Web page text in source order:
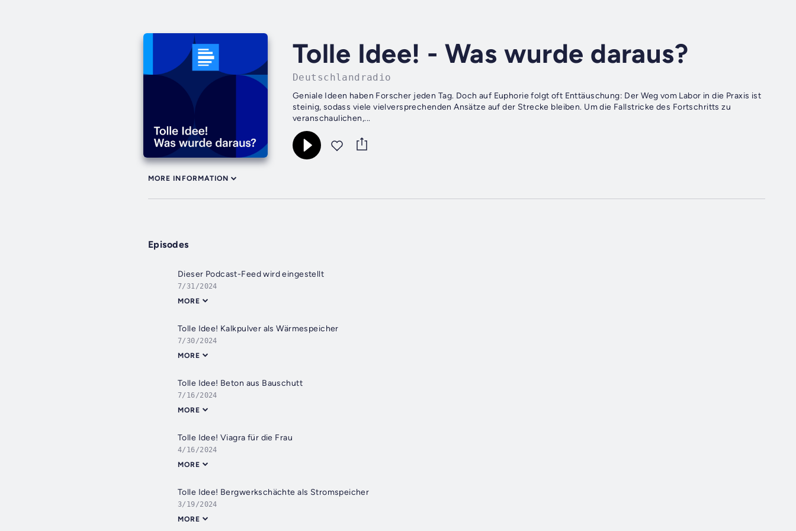
Tolle Idee! - Was wurde daraus?
Deutschlandradio
Geniale Ideen haben Forscher jeden Tag. Doch auf Euphorie folgt oft Enttäuschung: Der Weg vom Labor in die Praxis ist
steinig, sodass viele vielversprechenden Ansätze auf der Strecke bleiben. Um die Fallstricke des Fortschritts zu
veranschaulichen,...
MORE INFORMATION
Episodes
Dieser Podcast-Feed wird eingestellt
7/31/2024
MORE
Tolle Idee! Kalkpulver als Wärmespeicher
7/30/2024
MORE
Tolle Idee! Beton aus Bauschutt
7/16/2024
MORE
Tolle Idee! Viagra für die Frau
4/16/2024
MORE
Tolle Idee! Bergwerkschächte als Stromspeicher
3/19/2024
MORE